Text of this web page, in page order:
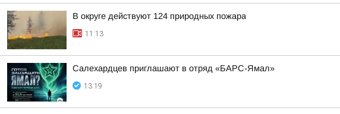
В округе действуют 124 природных пожара
11:13
Салехардцев приглашают в отряд «БАРС-Ямал»
13:19